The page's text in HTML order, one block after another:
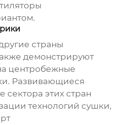
страны
демонстрируют
центробежные
. Развивающиеся
сектора этих стран
технологий сушки,